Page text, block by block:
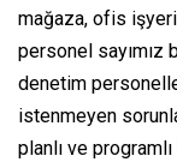
mağaza, ofis
personel sayımız
denetim
istenmeyen
planlı ve